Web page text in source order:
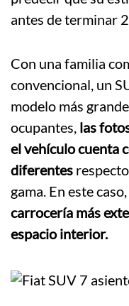
antes de terminar
Con una familia
convencional, un
modelo más
ocupantes, las
el vehículo cuenta
diferentes
gama. En este
carrocería más
espacio interior.